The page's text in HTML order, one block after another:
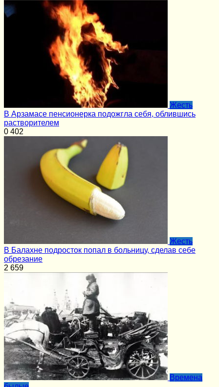
Жесть
В Арзамасе пенсионерка подожгла себя, облившись
растворителем
0 402
Жесть
В Балахне подросток попал в больницу, сделав себе
обрезание
2 659
Времена